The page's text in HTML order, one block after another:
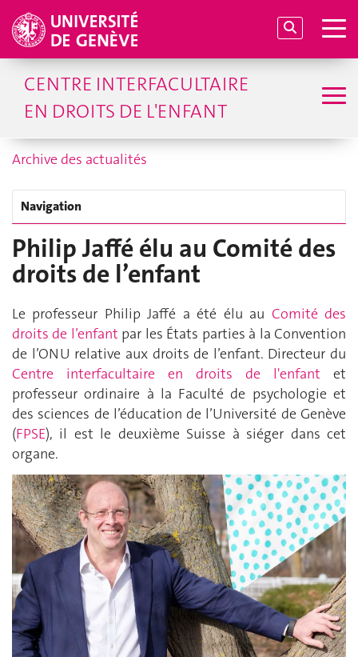
CENTRE INTERFACULTAIRE
EN DROITS DE L'ENFANT
Archive des actualités
Navigation
Philip Jaffé élu au Comité des
droits de l’enfant
Le professeur Philip Jaffé a été élu au Comité des
droits de l’enfant par les États parties à la Convention
de l’ONU relative aux droits de l’enfant. Directeur du
Centre interfacultaire en droits de l'enfant et
professeur ordinaire à la Faculté de psychologie et
des sciences de l’éducation de l’Université de Genève
(FPSE), il est le deuxième Suisse à siéger dans cet
organe.